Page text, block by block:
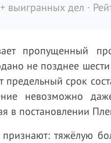
выигранных дел ·
пропущенный
не позднее
срок
невозможно
в постановлении
тяжёлую